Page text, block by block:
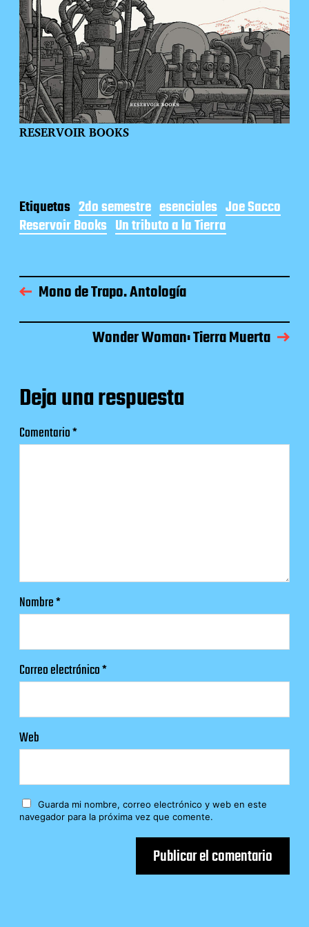
RESERVOIR BOOKS
Etiquetas 2do semestre esenciales Joe Sacco
Reservoir Books Un tributo a la Tierra
Mono de Trapo. Antología
Wonder Woman: Tierra Muerta
Deja una respuesta
Comentario*
Nombre*
Correo electrónico*
Web
Guarda mi nombre, correo electrónico y web en este
navegador para la próxima vez que comente.